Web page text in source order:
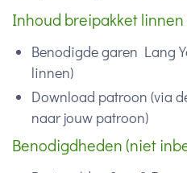
Inhoud breipakket linnen
Benodigde garen Lang
linnen)
Download patroon (via
naar jouw patroon)
Benodigdheden (niet